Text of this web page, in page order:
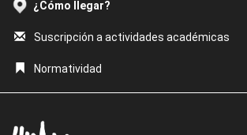
¿Cómo llegar?
Suscripción a actividades académicas
Normatividad